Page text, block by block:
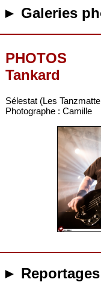
► Galeries
PHOTOS
Tankard
Sélestat (Les
Photographe : Camille
► Reportages